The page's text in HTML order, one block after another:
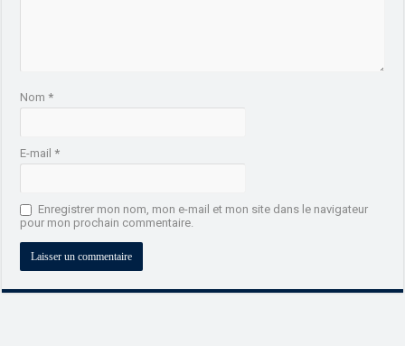
Nom*
E-mail*
Enregistrer mon nom, mon e-mail et mon site dans le navigateur
pour mon prochain commentaire.